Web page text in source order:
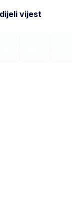
vijest